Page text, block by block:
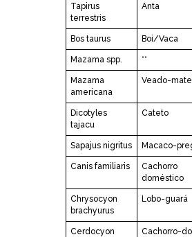
Tapirus
terrestris
Anta
Bos taurus Boi/Vaca
Mazama spp. **
Mazama
americana
Veado-
Dicotyles
tajacu
Cateto
Sapajus nigritus Macaco-
Canis familiaris
Cachorro
doméstico
Chrysocyon
brachyurus
Lobo-guará
Cerdocyon
Cachorro-